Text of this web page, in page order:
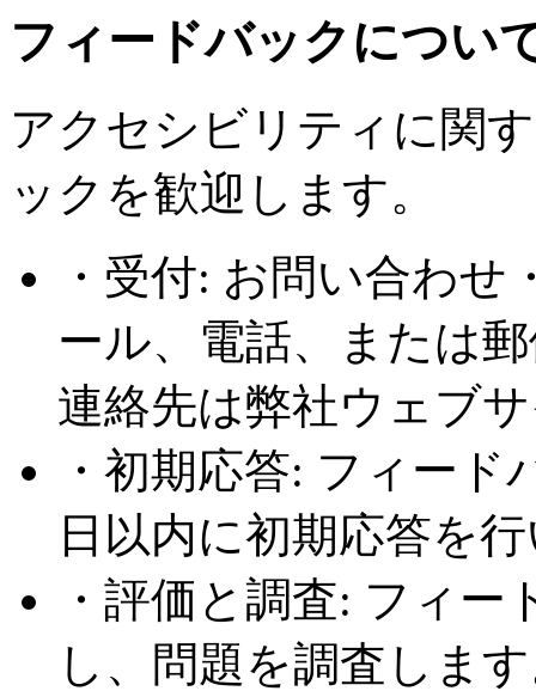
フィードバックについ
アクセシビリティに関
ックを歓迎します。
・受付: お問い合わ
ール、電話、または
連絡先は弊社ウェブ
・初期応答: フィー
日以内に初期応答を
・評価と調査: フィ
し、問題を調査しま